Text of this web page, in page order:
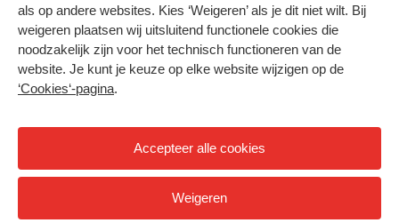
als op andere websites. Kies ‘Weigeren’ als je dit niet wilt. Bij
weigeren plaatsen wij uitsluitend functionele cookies die
noodzakelijk zijn voor het technisch functioneren van de
website. Je kunt je keuze op elke website wijzigen op de
‘Cookies‘-pagina.
Accepteer alle cookies
Weigeren
Intranet
Trajectum
Colofon
Privacy
Cookies
Nieuwsbrief
Hoog contrast
© 2026 Hogeschool Utrecht